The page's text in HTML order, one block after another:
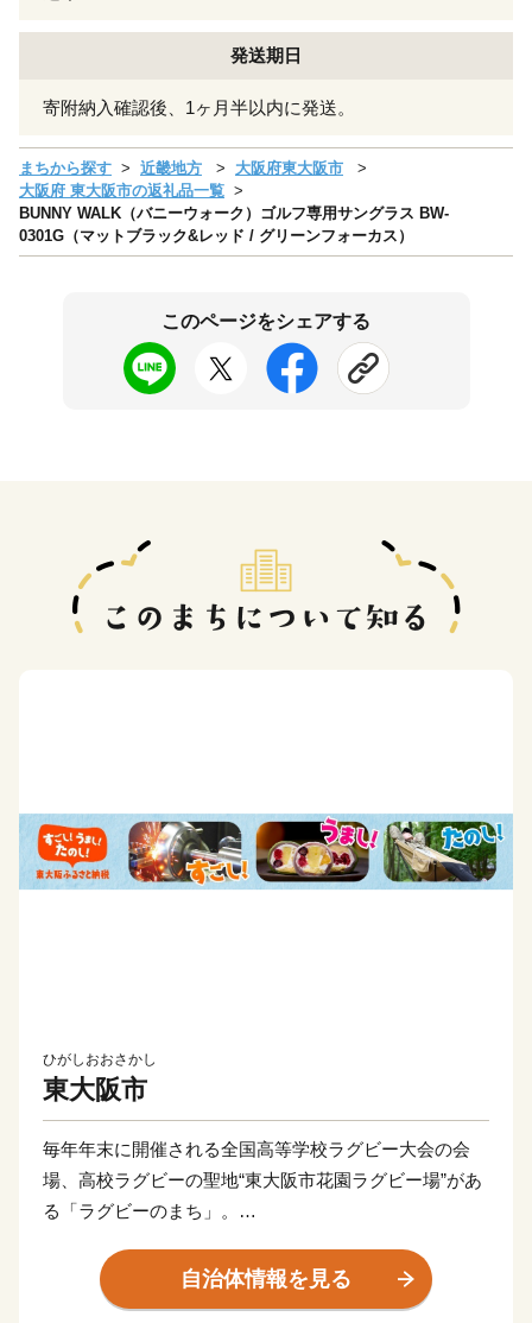
発送期日
寄附納入確認後、1ヶ月半以内に発送。
まちから探す 近畿地方
大阪府東大阪市
大阪府 東大阪市の返礼品一覧
BUNNY WALK（バニーウォーク）ゴルフ専用サングラス BW-
0301G（マットブラック&レッド / グリーンフォーカス）
このページをシェアする
ひがしおおさかし
東大阪市
毎年年末に開催される全国高等学校ラグビー大会の会
場、高校ラグビーの聖地“東大阪市花園ラグビー場”があ
る「ラグビーのまち」。
力が集まる「モノづくりのまち」。
近畿大学、大阪商業大学、大阪樟蔭女子大学、東大阪大
自治体情報を見る